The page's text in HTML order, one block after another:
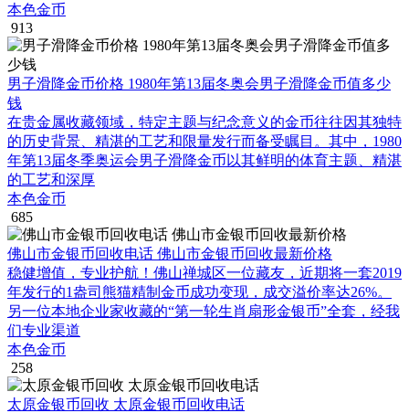
本色金币
913
男子滑降金币价格 1980年第13届冬奥会男子滑降金币值多少
钱
在贵金属收藏领域，特定主题与纪念意义的金币往往因其独特
的历史背景、精湛的工艺和限量发行而备受瞩目。其中，1980
年第13届冬季奥运会男子滑降金币以其鲜明的体育主题、精湛
的工艺和深厚
本色金币
685
佛山市金银币回收电话 佛山市金银币回收最新价格
稳健增值，专业护航！佛山禅城区一位藏友，近期将一套2019
年发行的1盎司熊猫精制金币成功变现，成交溢价率达26%。
另一位本地企业家收藏的“第一轮生肖扇形金银币”全套，经我
们专业渠道
本色金币
258
太原金银币回收 太原金银币回收电话